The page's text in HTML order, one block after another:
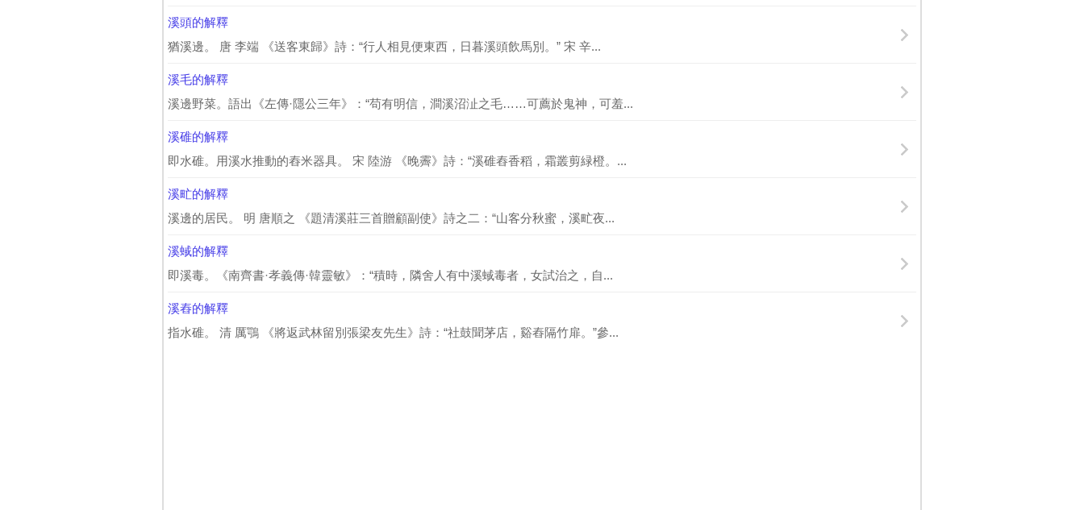
溪頭的解釋
猶溪邊。 唐 李端 《送客東歸》詩：“行人相見便東西，日暮溪頭飲馬別。” 宋 辛...
溪毛的解釋
溪邊野菜。語出《左傳·隱公三年》：“苟有明信，澗溪沼沚之毛……可薦於鬼神，可羞...
溪碓的解釋
即水碓。用溪水推動的舂米器具。 宋 陸游 《晚霽》詩：“溪碓舂香稻，霜叢剪緑橙。...
溪甿的解釋
溪邊的居民。 明 唐順之 《題清溪莊三首贈顧副使》詩之二：“山客分秋蜜，溪甿夜...
溪蜮的解釋
即溪毒。《南齊書·孝義傳·韓靈敏》：“積時，隣舍人有中溪蜮毒者，女試治之，自...
溪舂的解釋
指水碓。 清 厲鶚 《將返武林留別張梁友先生》詩：“社鼓聞茅店，谿舂隔竹扉。”參...